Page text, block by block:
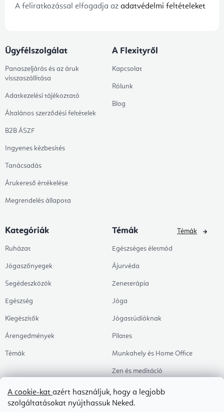
A cookie-kat azért használjuk, hogy a legjobb
szolgáltatásokat nyújthassuk Neked.
A feliratkozással elfogadja az adatvédelmi feltételeket
Ügyfélszolgálat
Panaszeljárás és az áruk
visszaszállítása
Adatkezelési tájékoztató
Általános szerződési feltételek
B2B ÁSZF
Ingyenes kézbesítés
Tanácsadás
Árukereső értékelése
Megrendelés állapota
A Flexityről
Kapcsolat
Rólunk
Blog
Kategóriák
Ruházat
Jógaszőnyegek
Segédeszközök
Egészség
Kiegészítők
Árengedmények
Témák
Témák
Egészséges életmód
Ájurvéda
Zeneterápia
Jóga
Jógastúdióknak
Pilates
Munkahely és Home Office
Zen és meditáció
Aromaterápia
Egészséges alvás
Témák